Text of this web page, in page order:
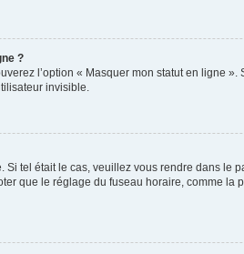
?
l’option « Masquer mon statut en ligne
invisible.
tel était le cas, veuillez vous rendre dans
que le réglage du fuseau horaire, comme la